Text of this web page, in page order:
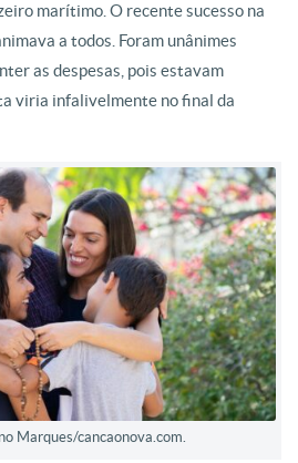
marítimo. O recente sucesso na
a todos. Foram unânimes
as despesas, pois estavam
viria infalivelmente no final da
Marques/cancaonova.com.